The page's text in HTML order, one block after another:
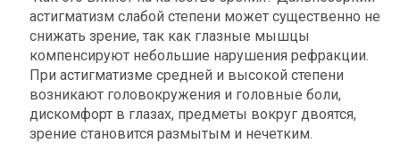
астигматизм слабой степени может существенно не
снижать зрение, так как глазные мышцы
компенсируют небольшие нарушения рефракции.
При астигматизме средней и высокой степени
возникают головокружения и головные боли,
дискомфорт в глазах, предметы вокруг двоятся,
зрение становится размытым и нечетким.